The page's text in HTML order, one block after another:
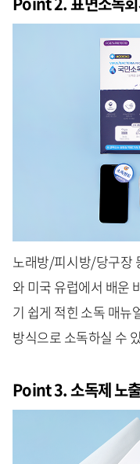
노래방/피시방/당구장
와 미국 유럽에서 배운
기 쉽게 적힌 소독 매뉴
방식으로 소독하실 수
Point 3. 소독제 노